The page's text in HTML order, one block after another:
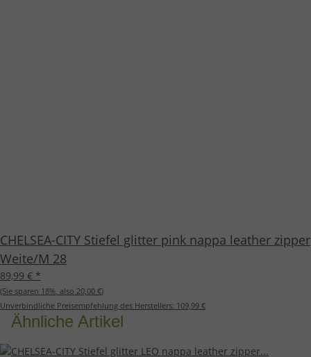
CHELSEA-CITY Stiefel glitter pink nappa leather zipper
Weite/M 28
89,99 € *
(Sie sparen 18%, also 20,00 €)
Unverbindliche Preisempfehlung des Herstellers: 109,99 €
Ähnliche Artikel